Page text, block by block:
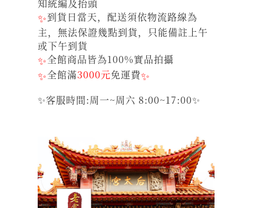
知統編及抬頭
✨到貨日當天，配送須依物流路線為
主，無法保證幾點到貨，只能備註上午
或下午到貨
✨全館商品皆為100%實品拍攝
✨全館滿3000元免運費✨
✨客服時間:周一~周六 8:00~17:00✨